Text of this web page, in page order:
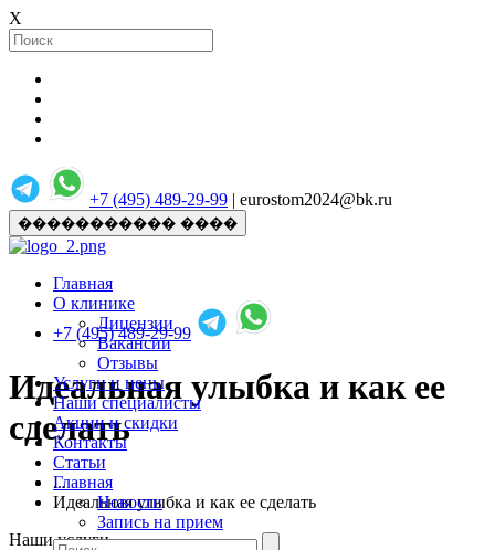
X
+7 (495) 489-29-99 | eurostom2024@bk.ru
����������� ����
Главная
О клинике
Лицензии
Вакансии
Отзывы
Услуги и цены
Наши специалисты
Акции и скидки
Контакты
Статьи
...
Новости
Запись на прием
+7 (495) 489-29-99
Идеальная улыбка и как ее
сделать
Главная
Идеальная улыбка и как ее сделать
Наши услуги